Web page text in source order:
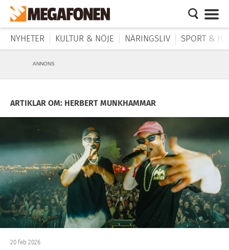
NYHETER KULTUR & NÖJE NÄRINGSLIV SPORT &
ANNONS
ARTIKLAR OM: HERBERT MUNKHAMMAR
20 feb 2026